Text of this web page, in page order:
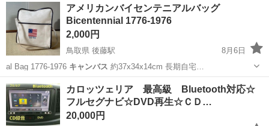
アメリカンバイセンテニアルバッグ
Bicentennial 1776-1976
2,000円
鳥取県 後藤駅
8月6日
al Bag 1776-1976 キャンバス 約37x34x14cm 長期自宅…
鳥取 米子市 バッグ キャンバス
カロッツェリア 最高級 Bluetooth対応☆
フルセグナビ☆DVD再生☆ＣＤ…
20,000円